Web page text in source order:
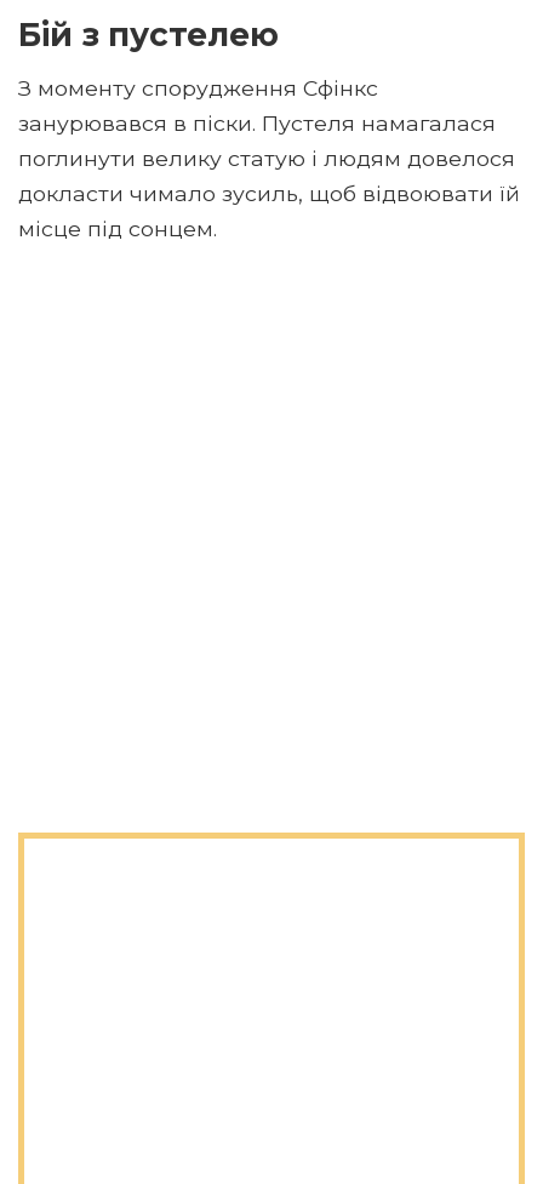
Бій з пустелею
З моменту спорудження Сфінкс
занурювався в піски. Пустеля намагалася
поглинути велику статую і людям довелося
докласти чимало зусиль, щоб відвоювати їй
місце під сонцем.